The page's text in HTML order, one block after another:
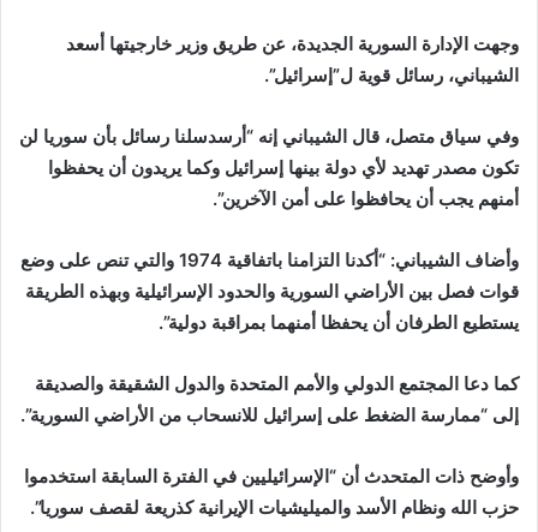
وجهت الإدارة السورية الجديدة، عن طريق وزير خارجيتها أسعد
الشيباني، رسائل قوية ل”إسرائيل”.
وفي سياق متصل، قال الشيباني إنه “أرسدسلنا رسائل بأن سوريا لن
تكون مصدر تهديد لأي دولة بينها إسرائيل وكما يريدون أن يحفظوا
أمنهم يجب أن يحافظوا على أمن الآخرين”.
وأضاف الشيباني: “أكدنا التزامنا باتفاقية 1974 والتي تنص على وضع
قوات فصل بين الأراضي السورية والحدود الإسرائيلية وبهذه الطريقة
يستطيع الطرفان أن يحفظا أمنهما بمراقبة دولية”.
كما دعا المجتمع الدولي والأمم المتحدة والدول الشقيقة والصديقة
إلى “ممارسة الضغط على إسرائيل للانسحاب من الأراضي السورية”.
وأوضح ذات المتحدث أن “الإسرائيليين في الفترة السابقة استخدموا
حزب الله ونظام الأسد والميليشيات الإيرانية كذريعة لقصف سوريا”.